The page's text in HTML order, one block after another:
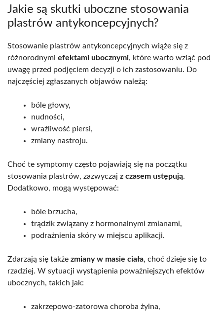
Jakie są skutki uboczne stosowania
plastrów antykoncepcyjnych?
Stosowanie plastrów antykoncepcyjnych wiąże się z
różnorodnymi efektami ubocznymi, które warto wziąć pod
uwagę przed podjęciem decyzji o ich zastosowaniu. Do
najczęściej zgłaszanych objawów należą:
bóle głowy,
nudności,
wrażliwość piersi,
zmiany nastroju.
Choć te symptomy często pojawiają się na początku
stosowania plastrów, zazwyczaj z czasem ustępują.
Dodatkowo, mogą występować:
bóle brzucha,
trądzik związany z hormonalnymi zmianami,
podrażnienia skóry w miejscu aplikacji.
Zdarzają się także zmiany w masie ciała, choć dzieje się to
rzadziej. W sytuacji wystąpienia poważniejszych efektów
ubocznych, takich jak:
zakrzepowo-zatorowa choroba żylna,